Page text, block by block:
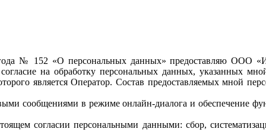
№ 152 «О персональных данных» предоставляю
на обработку персональных данных, указанных
является Оператор. Cостав предоставляемых мной
сообщениями в режиме онлайн-диалога и обеспечение
согласии персональными данными: сбор,